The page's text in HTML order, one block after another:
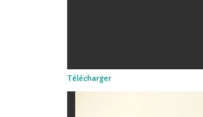
Télécharger